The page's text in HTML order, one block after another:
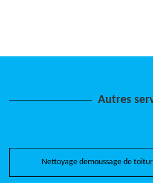
Autres
Nettoyage demoussage de